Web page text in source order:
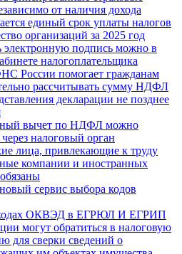
от наличия дохода
единый срок уплаты налогов
организаций за 2025 год
электронную подпись можно в
налогоплательщика
России помогает гражданам
рассчитывать сумму НДФЛ
декларации не позднее
вычет по НДФЛ можно
налоговый орган
лица, привлекающие к труду
компании и иностранных
сервис выбора кодов
ОКВЭД в ЕГРЮЛ И ЕГРИП
могут обратиться в налоговую
для сверки сведений о